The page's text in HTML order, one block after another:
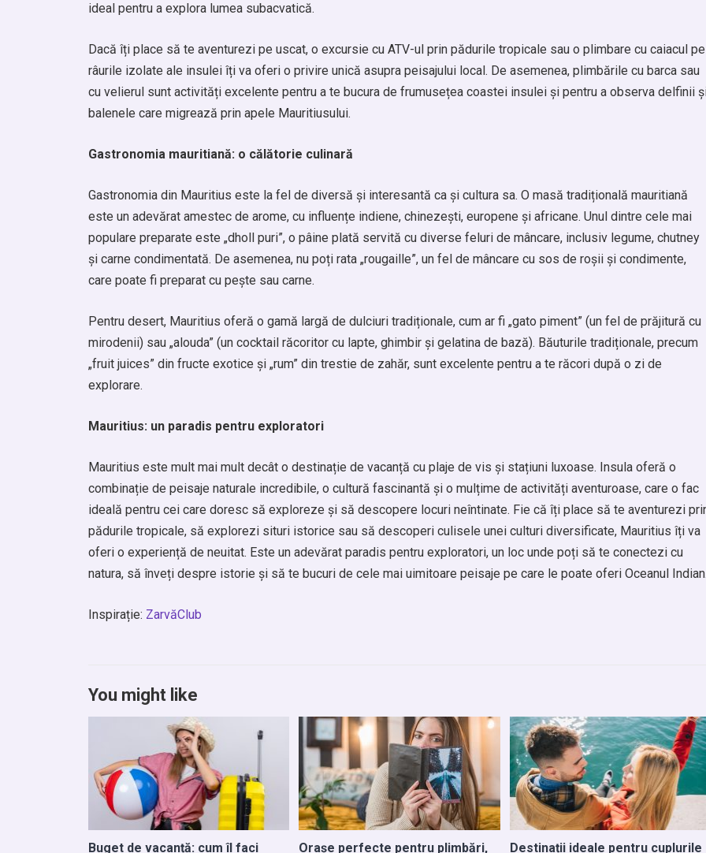
ideal pentru a explora lumea subacvatică.
Dacă îți place să te aventurezi pe uscat, o excursie cu ATV-ul prin pădurile tropicale sau o plimbare cu caiacul pe
râurile izolate ale insulei îți va oferi o privire unică asupra peisajului local. De asemenea, plimbările cu barca sau
cu velierul sunt activități excelente pentru a te bucura de frumusețea coastei insulei și pentru a observa delfinii
balenele care migrează prin apele Mauritiusului.
Gastronomia mauritiană: o călătorie culinară
Gastronomia din Mauritius este la fel de diversă și interesantă ca și cultura sa. O masă tradițională mauritiană
este un adevărat amestec de arome, cu influențe indiene, chinezești, europene și africane. Unul dintre cele mai
populare preparate este „dholl puri”, o pâine plată servită cu diverse feluri de mâncare, inclusiv legume, chutney
și carne condimentată. De asemenea, nu poți rata „rougaille”, un fel de mâncare cu sos de roșii și condimente,
care poate fi preparat cu pește sau carne.
Pentru desert, Mauritius oferă o gamă largă de dulciuri tradiționale, cum ar fi „gato piment” (un fel de prăjitură cu
mirodenii) sau „alouda” (un cocktail răcoritor cu lapte, ghimbir și gelatina de bază). Băuturile tradiționale, precum
„fruit juices” din fructe exotice și „rum” din trestie de zahăr, sunt excelente pentru a te răcori după o zi de
explorare.
Mauritius: un paradis pentru exploratori
Mauritius este mult mai mult decât o destinație de vacanță cu plaje de vis și stațiuni luxoase. Insula oferă o
combinație de peisaje naturale incredibile, o cultură fascinantă și o mulțime de activități aventuroase, care o fac
ideală pentru cei care doresc să exploreze și să descopere locuri neîntinate. Fie că îți place să te aventurezi
pădurile tropicale, să explorezi situri istorice sau să descoperi culisele unei culturi diversificate, Mauritius îți va
oferi o experiență de neuitat. Este un adevărat paradis pentru exploratori, un loc unde poți să te conectezi cu
natura, să înveți despre istorie și să te bucuri de cele mai uimitoare peisaje pe care le poate oferi Oceanul
Inspirație: ZarvăClub
You might like
Buget de vacanță: cum îl faci Orașe perfecte pentru plimbări, Destinații ideale pentru cuplurile